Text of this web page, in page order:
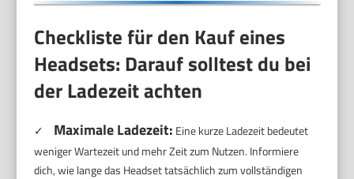
Checkliste für den Kauf eines
Headsets: Darauf solltest du bei
der Ladezeit achten
✓ Maximale Ladezeit: Eine kurze Ladezeit bedeutet
weniger Wartezeit und mehr Zeit zum Nutzen. Informiere
dich, wie lange das Headset tatsächlich zum vollständigen